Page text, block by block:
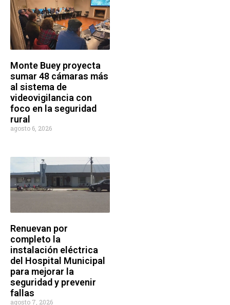
Monte Buey proyecta
sumar 48 cámaras más
al sistema de
videovigilancia con
foco en la seguridad
rural
agosto 6, 2026
Renuevan por
completo la
instalación eléctrica
del Hospital Municipal
para mejorar la
seguridad y prevenir
fallas
agosto 7, 2026